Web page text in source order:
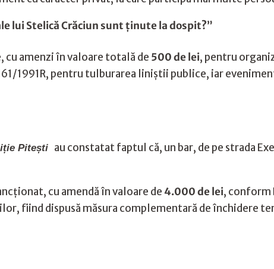
lui Stelică Crăciun sunt ţinute la dospit?”
cu amenzi în valoare totală de 500 de lei, pentru
1991R, pentru tulburarea liniștii publice, iar
Pitești au constatat faptul că, un bar, de pe strada
cu amendă în valoare de4.000 de lei, conform
fiind dispusă măsura complementară de închidere